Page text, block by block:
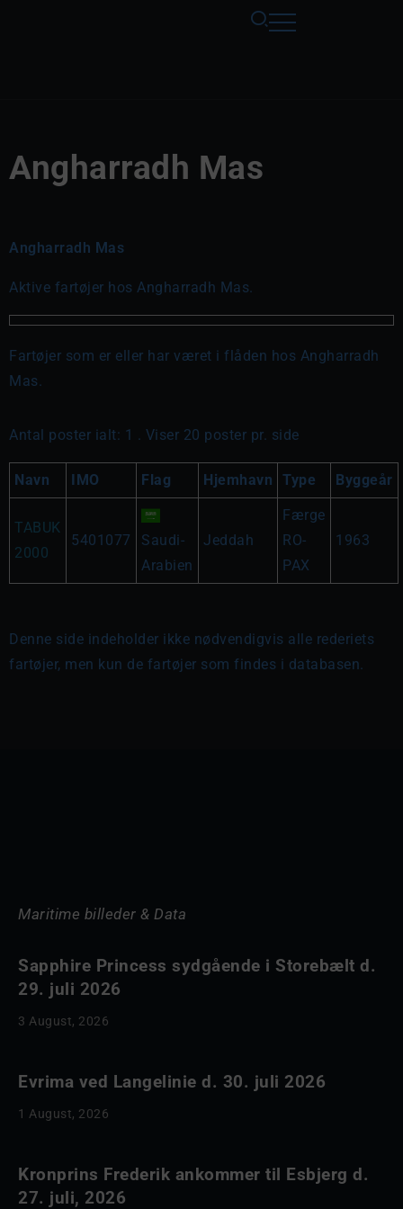
Angharradh Mas
Angharradh Mas
Aktive fartøjer hos Angharradh Mas.
Fartøjer som er eller har været i flåden hos Angharradh
Mas.
Antal poster ialt: 1 . Viser 20 poster pr. side
Navn IMO Flag Hjemhavn Type Byggeår
TABUK
2000
5401077
Saudi-
Arabien
Jeddah
Færge
RO-
PAX
1963
Denne side indeholder ikke nødvendigvis alle rederiets
fartøjer, men kun de fartøjer som findes i databasen.
Maritime billeder & Data
Sapphire Princess sydgående i Storebælt d.
29. juli 2026
3 August, 2026
Evrima ved Langelinie d. 30. juli 2026
1 August, 2026
Kronprins Frederik ankommer til Esbjerg d.
27. juli, 2026